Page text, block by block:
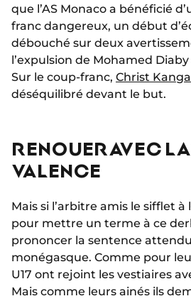
que l’AS Monaco a bénéficié
franc dangereux, un début
débouché sur deux
l’expulsion de Mohamed
Sur le coup-franc, Christ Kanga
déséquilibré devant le but.
RENOUER AVEC
VALENCE
Mais si l’arbitre amis le sifflet à
pour mettre un terme à ce
prononcer la sentence
monégasque. Comme pour
U17 ont rejoint les vestiaires
Mais comme leurs ainés ils